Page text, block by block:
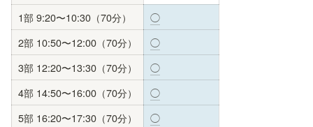
1部 9:20〜10:30（70分）
◯
2部 10:50〜12:00（70分）
◯
3部 12:20〜13:30（70分）
◯
4部 14:50〜16:00（70分）
◯
5部 16:20〜17:30（70分）
◯